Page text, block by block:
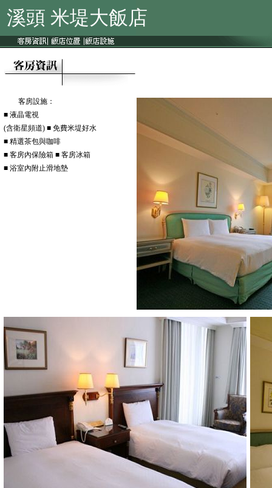
客房設施：
■ 液晶電視
(含衛星頻道) ■ 免費米堤好水
■ 精選茶包與咖啡
■ 客房內保險箱 ■ 客房冰箱
■ 浴室內附止滑地墊
溪頭 米堤大飯店